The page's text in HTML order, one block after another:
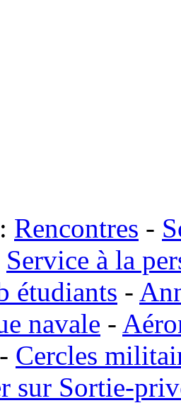
Rencontres -
Service à la
étudiants -
navale -
- Cercles
sur Sortie-